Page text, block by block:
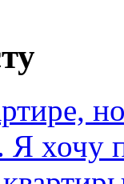
Я хочу